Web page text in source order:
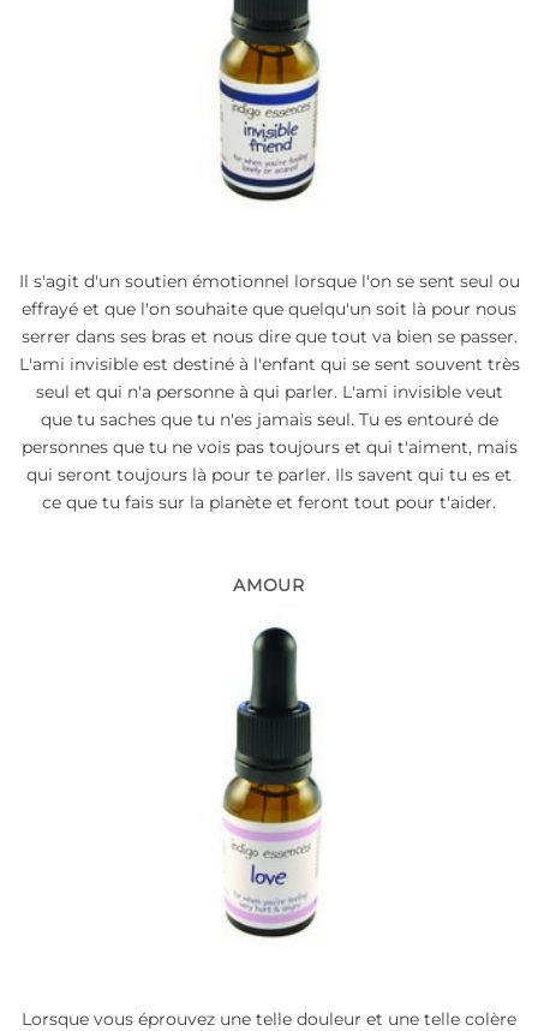
Il s'agit d'un soutien émotionnel lorsque l'on se sent seul ou
effrayé et que l'on souhaite que quelqu'un soit là pour nous
serrer dans ses bras et nous dire que tout va bien se passer.
L'ami invisible est destiné à l'enfant qui se sent souvent très
seul et qui n'a personne à qui parler. L'ami invisible veut
que tu saches que tu n'es jamais seul. Tu es entouré de
personnes que tu ne vois pas toujours et qui t'aiment, mais
qui seront toujours là pour te parler. Ils savent qui tu es et
ce que tu fais sur la planète et feront tout pour t'aider.
AMOUR
Lorsque vous éprouvez une telle douleur et une telle colère